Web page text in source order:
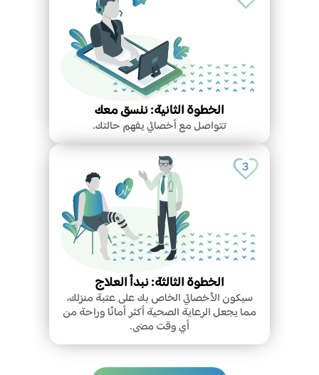
الخطوة الثانية: ننسق معك
تتواصل مع أخصائي يفهم حالتك.
الخطوة الثالثة: نبدأ العلاج
سيكون الأخصائي الخاص بك على عتبة منزلك،
مما يجعل الرعاية الصحية أكثر أمانًا وراحة من
أي وقت مضى.